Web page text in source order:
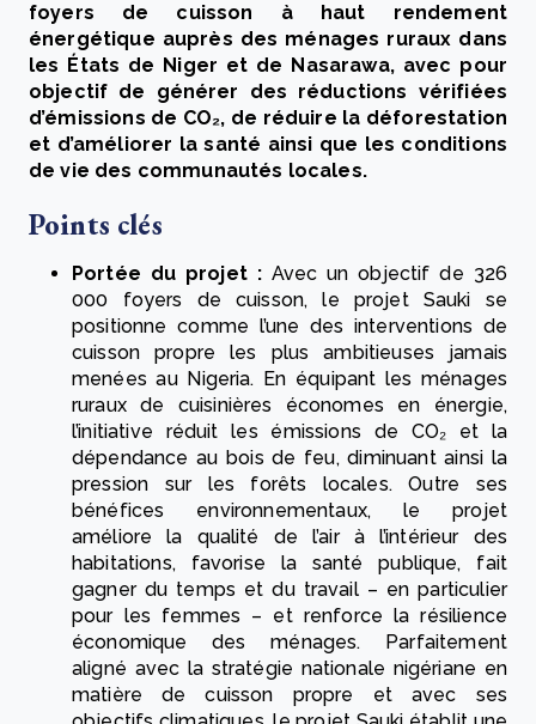
foyers de cuisson à haut rendement
énergétique auprès des ménages ruraux dans
les États de Niger et de Nasarawa, avec pour
objectif de générer des réductions vérifiées
d’émissions de CO₂, de réduire la déforestation
et d’améliorer la santé ainsi que les conditions
de vie des communautés locales.
Points clés
Portée du projet :Avec un objectif de 326
000 foyers de cuisson, le projet Sauki se
positionne comme l’une des interventions de
cuisson propre les plus ambitieuses jamais
menées au Nigeria. En équipant les ménages
ruraux de cuisinières économes en énergie,
l’initiative réduit les émissions de CO₂ et la
dépendance au bois de feu, diminuant ainsi la
pression sur les forêts locales. Outre ses
bénéfices environnementaux, le projet
améliore la qualité de l’air à l’intérieur des
habitations, favorise la santé publique, fait
gagner du temps et du travail – en particulier
pour les femmes – et renforce la résilience
économique des ménages. Parfaitement
aligné avec la stratégie nationale nigériane en
matière de cuisson propre et avec ses